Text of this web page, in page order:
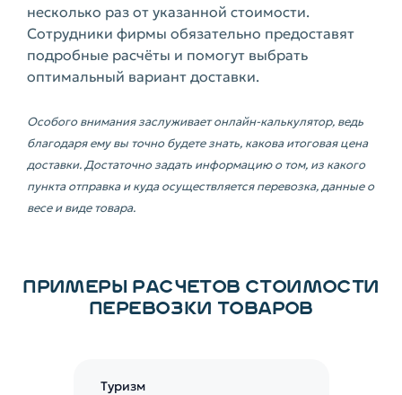
несколько раз от указанной стоимости.
Сотрудники фирмы обязательно предоставят
подробные расчёты и помогут выбрать
оптимальный вариант доставки.
Особого внимания заслуживает онлайн-калькулятор, ведь
благодаря ему вы точно будете знать, какова итоговая цена
доставки. Достаточно задать информацию о том, из какого
пункта отправка и куда осуществляется перевозка, данные о
весе и виде товара.
ПРИМЕРЫ РАСЧЕТОВ СТОИМОСТИ
ПЕРЕВОЗКИ ТОВАРОВ
Туризм